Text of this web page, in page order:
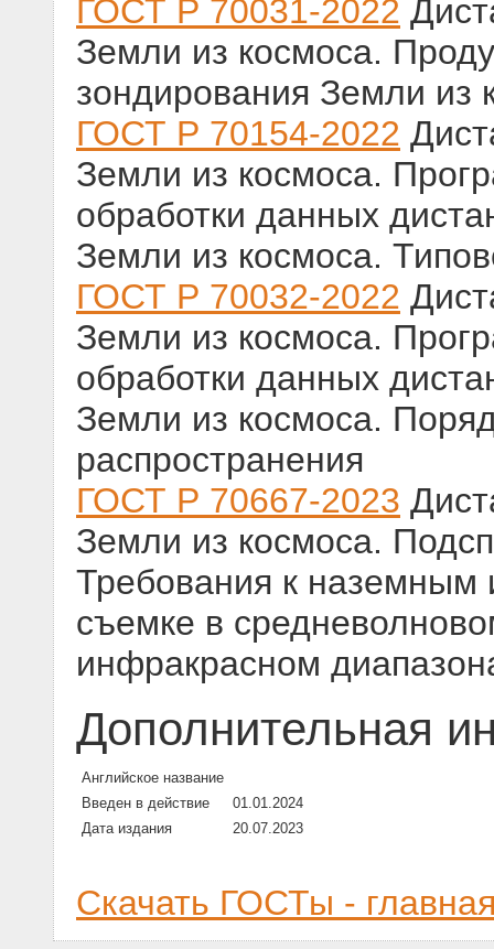
ГОСТ Р 70031-2022
Земли из космоса.
зондирования Земли из
ГОСТ Р 70154-2022
Земли из космоса.
обработки данных
Земли из космоса.
ГОСТ Р 70032-2022
Земли из космоса.
обработки данных
Земли из космоса.
распространения
ГОСТ Р 70667-2023
Земли из космоса.
Требования к наземным
съемке в
инфракрасном
Дополнительная
Английское название
Введен в действие
01.01.2024
Дата издания
20.07.2023
Скачать ГОСТы -